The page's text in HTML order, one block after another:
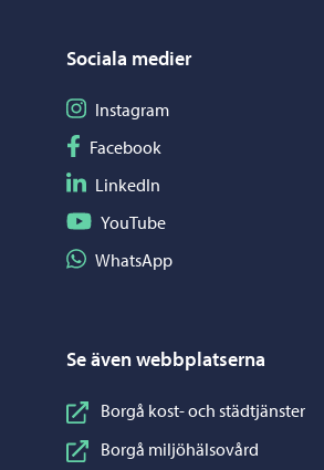
Sociala medier
Följ på Instagram
Instagram
Följ på Facebook
Facebook
Följ på LinkedIn
LinkedIn
Följ på YouTube
YouTube
Dela på WhatsApp
WhatsApp
Se även webbplatserna
Borgå kost- och städtjänster
Borgå miljöhälsovård